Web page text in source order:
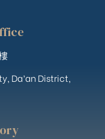
Da’an District,